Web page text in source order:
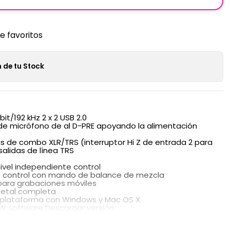
favoritos
tu Stock
192 kHz 2 x 2 USB 2.0
micrófono de al D-PRE apoyando la alimentación
de combo XLR/TRS (interruptor Hi Z de entrada 2 para
de línea TRS
independiente control
control con mando de balance de mezcla
grabaciones móviles
completa
con Windows y Mac OS X
software Descargar versión